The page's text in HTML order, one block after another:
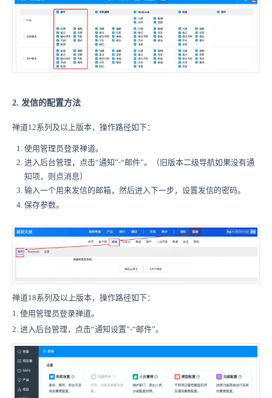
2. 发信的配置方法
禅道12系列及以上版本，操作路径如下：
使用管理员登录禅道。
进入后台管理，点击“通知”-“邮件”。（旧版本二级导航如果没有通
知项，则点消息）
输入一个用来发信的邮箱，然后进入下一步，设置发信的密码。
保存参数。
禅道18系列及以上版本，操作路径如下：
1. 使用管理员登录禅道。
2. 进入后台管理，点击“通知设置”-“邮件”。